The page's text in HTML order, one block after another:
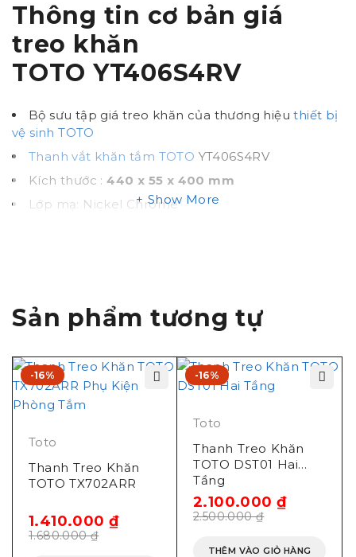
Thông tin cơ bản giá
treo khăn
TOTO YT406S4RV
Bộ sưu tập giá treo khăn của thương hiệuthiết bị
vệ sinh TOTO
Thanh vắt khăn tắm TOTO YT406S4RV
Kích thước : 440 x 55 x 400 mm
Lớp mạ: Nickel Chrome
khăn YT406S4 TOTO
Loại tròn
Lớp mạ bền vững với thời gian
Dể vệ sinh
Bản vẽ thanh vắt khăn
TOTO YT406
Show More
Sản phẩm tương tự
-16%
Toto
Thanh Treo Khăn
TOTO TX702ARR
1.680.000₫
1.410.000₫
-16%
Toto
Thanh Treo Khăn
TOTO DST01 Hai
Tầng
2.500.000₫
2.100.000₫
THÊM VÀO GIỎ HÀNG